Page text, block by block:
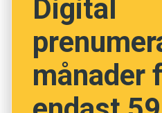
vissla 37 %
spökvatten 34 %
Digital
månader